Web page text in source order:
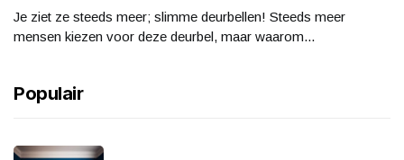
Je ziet ze steeds meer; slimme deurbellen! Steeds meer
mensen kiezen voor deze deurbel, maar waarom...
Populair